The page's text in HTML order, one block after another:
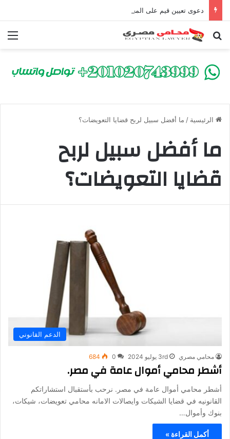
بحث عن
الرئيسية / ما أفضل سبيل لربح قضايا التعويضات؟
ما أفضل سبيل لربح
قضايا التعويضات؟
الدعم القانوني
محامي مصري 3rd يوليو 2024 0
684
أشطر محامي أموال عامة في مصر.
أشطر محامي أموال عامة في مصر. نرحب بأستقبال استشاراتكم
القانونيه في قضايا الشيكات وايصالات الامانه محامي تعويضات، شيكات،
بنوك وأموال…
أكمل القراءة »